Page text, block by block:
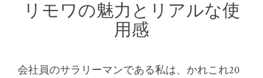
リモワの魅力とリアルな使
用感
会社員のサラリーマンである私は、かれこれ20